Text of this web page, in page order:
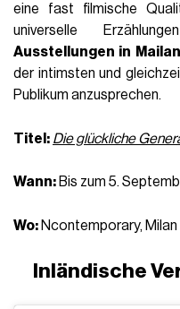
eine fast filmische
universelle
Ausstellungen in
der intimsten und
Publikum anzusprechen.
Titel: Die glückliche
Wann: Bis zum 5.
Wo: Ncontemporary, Milan
Inländische